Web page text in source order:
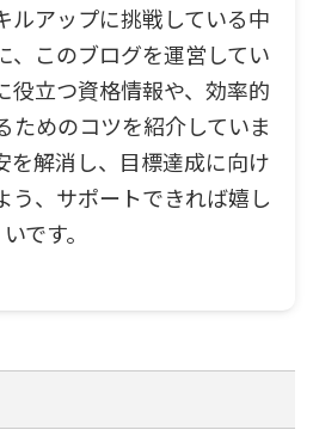
ルアップに挑戦している中
、このブログを運営してい
役立つ資格情報や、効率的
ためのコツを紹介していま
を解消し、目標達成に向け
う、サポートできれば嬉し
いです。